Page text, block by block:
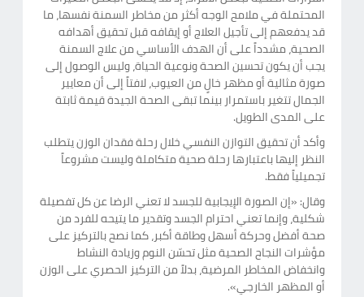
المحتملة في ملامح الوجه أكثر من مخاطر السمنة نفسها، ما
قد يدفعهم إلى تأجيل العلاج أو إيقافه قبل تحقيق أهدافه
الصحية، مشدداً على أن الهدف الأساسي من علاج السمنة
يجب أن يكون تحسين الصحة ونوعية الحياة، وليس الوصول إلى
صورة مثالية أو مظهر خالٍ من العيوب، لافتاً إلى أن معايير
الجمال تتغير باستمرار بينما تبقى الصحة الجيدة قيمة ثابتة
على المدى الطويل.
وأكد أن تحقيق التوازن النفسي خلال رحلة فقدان الوزن يتطلب
النظر إليها باعتبارها رحلة صحية متكاملة وليست مشروعاً
تجميلياً فقط.
وقال: «إن الصورة الإيجابية للجسد لا تعني الرضا عن كل تفصيلة
شكلية، وإنما تعني احترام الجسد وتقدير ما يتيحه للفرد من
صحة أفضل وحركة أسهل وطاقة أكبر، كما نصح بالتركيز على
مؤشرات النجاح الصحية مثل تحسّن النوم وزيادة النشاط
وانخفاض المخاطر المرضية، بدلاً من التركيز الحصري على الوزن
أو المظهر الخارجي».